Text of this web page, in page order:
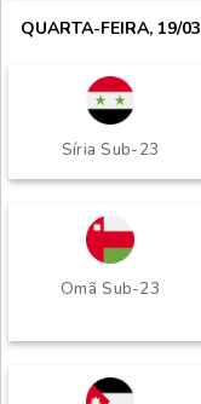
QUARTA-FEIRA, 19/03
Síria Sub-23
Omã Sub-23